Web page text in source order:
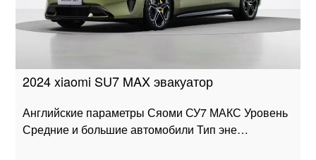
2024 xiaomi SU7 MAX эвакуатор
Английские параметры Сяоми СУ7 МАКС Уровень
Средние и большие автомобили Тип эне…